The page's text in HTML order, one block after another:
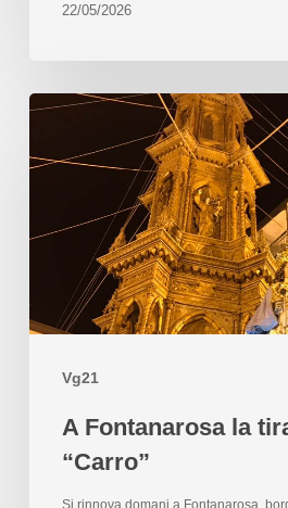
22/05/2026
Vg21
A Fontanarosa la
“Carro”
Si rinnova domani a Fontanarosa,